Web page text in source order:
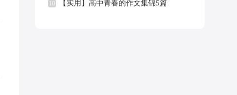
10 【实用】高中青春的作文集锦5篇